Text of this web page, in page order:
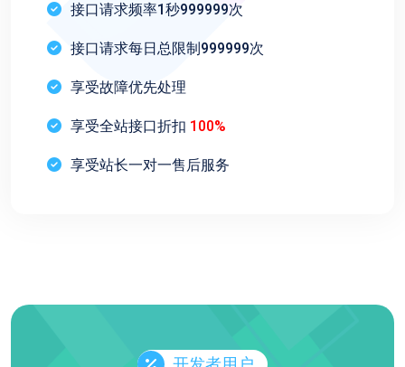
接口请求频率1秒999999次
接口请求每日总限制999999次
享受故障优先处理
享受全站接口折扣 100%
享受站长一对一售后服务